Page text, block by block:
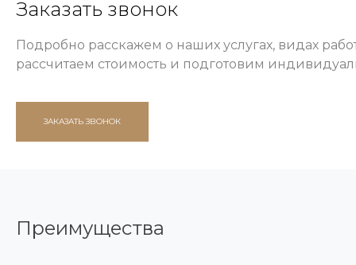
Заказать звонок
Подробно расскажем о наших услугах, видах
рассчитаем стоимость и подготовим
ЗАКАЗАТЬ ЗВОНОК
Преимущества